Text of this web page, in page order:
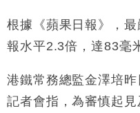
12:30
財經｜香港7月
Google晶片
10:57
財經｜美商務部擬
25%
根據《蘋果日報》，
報水平2.3倍，達83毫
港鐵常務總監金澤培
記者會指，為審慎起